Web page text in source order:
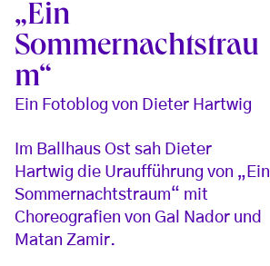
„Ein
Sommernachtstrau
m“
Ein Fotoblog von Dieter Hartwig
Im Ballhaus Ost sah Dieter
Hartwig die Uraufführung von „Ein
Sommernachtstraum“ mit
Choreografien von Gal Nador und
Matan Zamir.